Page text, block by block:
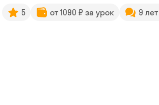
5 от 1090 ₽ за урок 9